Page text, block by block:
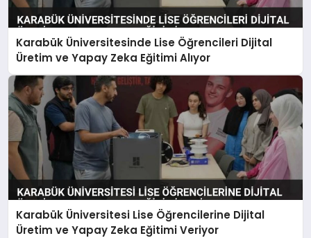
Karabük Üniversitesinde Lise Öğrencileri Dijital
Üretim ve Yapay Zeka Eğitimi Alıyor
Karabük Üniversitesi Lise Öğrencilerine Dijital
Üretim ve Yapay Zeka Eğitimi Veriyor